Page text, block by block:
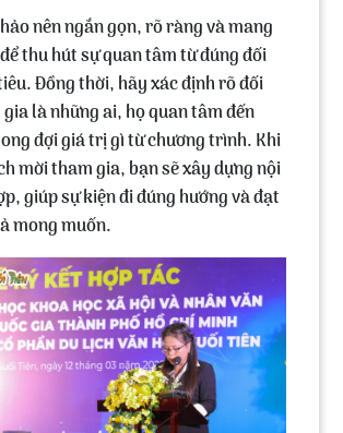
nên ngắn gọn, rõ ràng và mang
thu hút sự quan tâm từ đúng đối
Đồng thời, hãy xác định rõ đối
là những ai, họ quan tâm đến
đợi giá trị gì từ chương trình. Khi
mời tham gia, bạn sẽ xây dựng nội
giúp sự kiện đi đúng hướng và đạt
mong muốn.